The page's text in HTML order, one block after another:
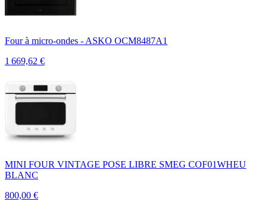
Four à micro-ondes - ASKO OCM8487A1
1 669,62 €
MINI FOUR VINTAGE POSE LIBRE SMEG COF01WHEU
BLANC
800,00 €